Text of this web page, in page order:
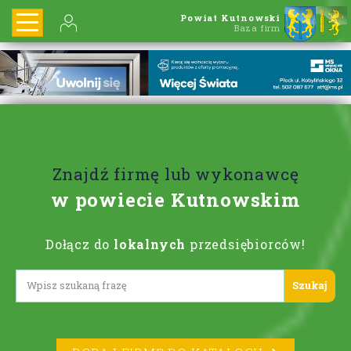
Powiat Kutnowski
Baza firm
Znajdź firmę lub wykonawcę
w powiecie Kutnowskim
Dołącz do lokalnych przedsiębiorców!
Lorem ipsum